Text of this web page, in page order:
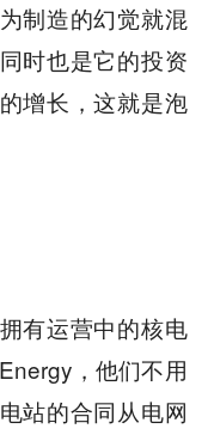
制造的幻觉就混
时也是它的投资
增长，这就是泡
有运营中的核电
，他们不用
站的合同从电网